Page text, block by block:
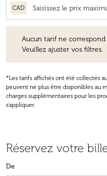
CAD
Aucun tarif ne
Veuillez ajuster vos filtres.
*Les tarifs affichés ont été collectés
peuvent ne plus être disponibles au
charges supplémentaires pour les
s'appliquer.
Réservez votre
De